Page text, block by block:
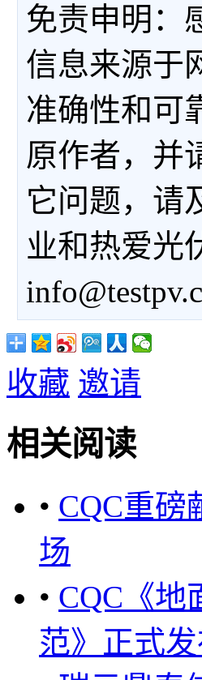
免责申明：
信息来源于
准确性和可
原作者，并
它问题，请
业和热爱光
收藏 邀请
相关阅读
• CQC重磅
场
• CQC《地
范》正式